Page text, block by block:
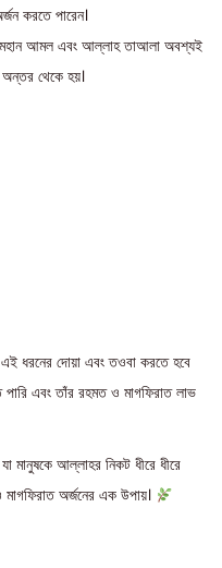
করতে পারেন।
মহান আমল এবং আল্লাহ তাআলা অবশ্যই
অন্তর থেকে হয়।
ধরনের দোয়া এবং তওবা করতে হবে
এবং তাঁর রহমত ও মাগফিরাত লাভ
মানুষকে আল্লাহর নিকট ধীরে ধীরে
অর্জনের এক উপায়।